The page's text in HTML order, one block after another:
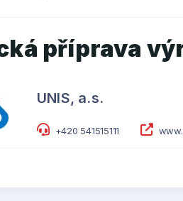
příprava
UNIS, a.s.
+420 541515111